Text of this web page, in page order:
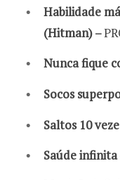
Habilidade
(Hitman) –
Nunca fique
Socos
Saltos 10
Saúde infinita